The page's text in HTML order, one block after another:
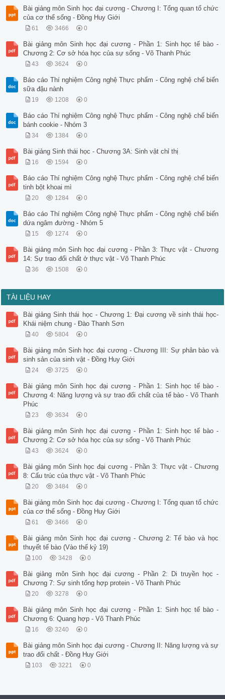
Bài giảng môn Sinh học đại cương - Chương I: Tổng quan tổ chức
của cơ thể sống - Đồng Huy Giới
61 3466 0
Bài giảng môn Sinh học đại cương - Phần 1: Sinh học tế bào -
Chương 2: Cơ sở hóa học của sự sống - Võ Thanh Phúc
43 3624 0
Báo cáo Thí nghiệm Công nghệ Thực phẩm - Công nghệ chế biến
sữa đậu nành
19 1208 0
Báo cáo Thí nghiệm Công nghệ Thực phẩm - Công nghệ chế biến
bánh cookie - Nhóm 3
34 1384 0
Bài giảng Sinh thái học - Chương 3A: Sinh vật chỉ thị
16 1594 0
Báo cáo Thí nghiệm Công nghệ Thực phẩm - Công nghệ chế biến
tinh bột khoai mì
20 1284 0
Báo cáo Thí nghiệm Công nghệ Thực phẩm - Công nghệ chế biến
dứa ngâm đường - Nhóm 5
15 1274 0
Bài giảng môn Sinh học đại cương - Phần 3: Thực vật - Chương
14: Sự trao đổi chất ở thực vật - Võ Thanh Phúc
36 1508 0
TÀI LIỆU HAY
Bài giảng Sinh thái học - Chương 1: Đại cương về sinh thái học-
Khái niệm chung - Đào Thanh Sơn
40 5804 0
Bài giảng môn Sinh học đại cương - Chương III: Sự phân bào và
sinh sản của sinh vật - Đồng Huy Giới
24 3725 0
Bài giảng môn Sinh học đại cương - Phần 1: Sinh học tế bào -
Chương 4: Năng lượng và sự trao đổi chất của tế bào - Võ Thanh
Phúc
23 3634 0
Bài giảng môn Sinh học đại cương - Phần 1: Sinh học tế bào -
Chương 2: Cơ sở hóa học của sự sống - Võ Thanh Phúc
43 3624 0
Bài giảng môn Sinh học đại cương - Phần 3: Thực vật - Chương
8: Cấu trúc của thực vật - Võ Thanh Phúc
20 3484 0
Bài giảng môn Sinh học đại cương - Chương I: Tổng quan tổ chức
của cơ thể sống - Đồng Huy Giới
61 3466 0
Bài giảng môn Sinh học đại cương - Chương 2: Tế bào và học
thuyết tế bào (Vào thế kỷ 19)
100 3428 0
Bài giảng môn Sinh học đại cương - Phần 2: Di truyền học -
Chương 7: Sự sinh tổng hợp protein - Võ Thanh Phúc
20 3278 0
Bài giảng môn Sinh học đại cương - Phần 1: Sinh học tế bào -
Chương 6: Quang hợp - Võ Thanh Phúc
16 3240 0
Bài giảng môn Sinh học đại cương - Chương II: Năng lượng và sự
trao đổi chất - Đồng Huy Giới
103 3221 0